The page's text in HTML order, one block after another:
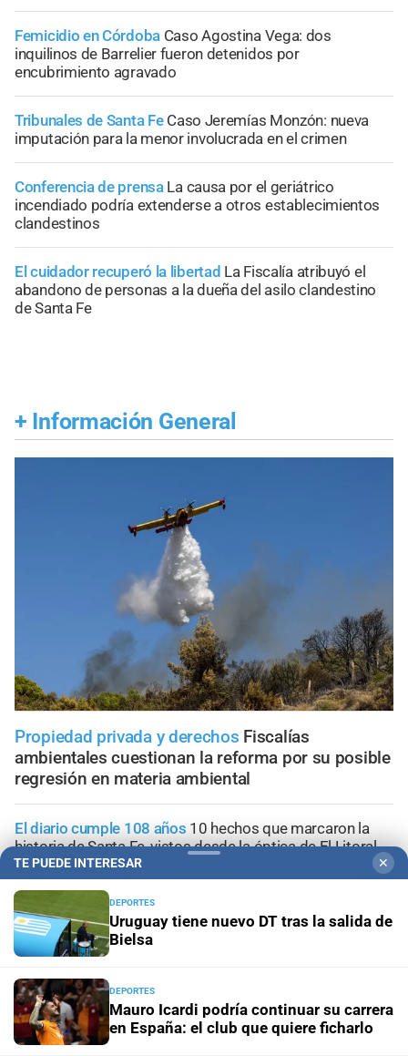
Femicidio en Córdoba Caso Agostina Vega: dos
inquilinos de Barrelier fueron detenidos por
encubrimiento agravado
Tribunales de Santa Fe Caso Jeremías Monzón: nueva
imputación para la menor involucrada en el crimen
Conferencia de prensa La causa por el geriátrico
incendiado podría extenderse a otros establecimientos
clandestinos
El cuidador recuperó la libertad La Fiscalía atribuyó el
abandono de personas a la dueña del asilo clandestino
de Santa Fe
+ Información General
Propiedad privada y derechos Fiscalías
ambientales cuestionan la reforma por su posible
regresión en materia ambiental
El diario cumple 108 años 10 hechos que marcaron la
historia de Santa Fe, vistos desde la óptica de El Litoral
Trabajo, fe y esperanza
La celebración del 7 de agosto que vuelve a reunir a miles
de fieles
Panorama astrológico
2026
EfeméridesDía Internacional de la Cerveza: por qué se
TE PUEDE INTERESAR ✕
DEPORTES
Uruguay tiene nuevo DT tras la salida de
Bielsa
DEPORTES
Mauro Icardi podría continuar su carrera
en España: el club que quiere ficharlo